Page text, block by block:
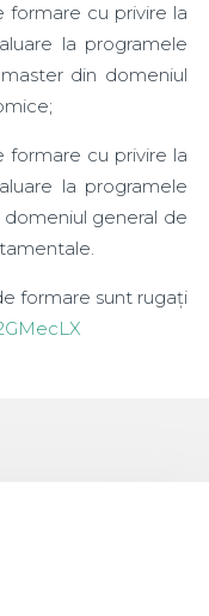
formare cu privire la
la programele
din domeniul
formare cu privire la
la programele
general de
formare sunt rugați